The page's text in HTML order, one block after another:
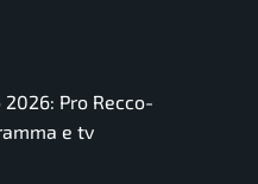
Pro Recco-
e tv